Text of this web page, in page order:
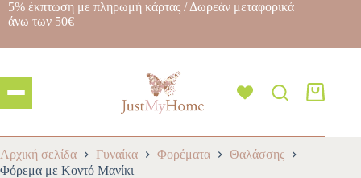
5% έκπτωση με πληρωμή κάρτας / Δωρεάν μεταφορικά
άνω των 50€
Αρχική σελίδα Γυναίκα Φορέματα
Θαλάσσης
Φόρεμα με Κοντό Μανίκι